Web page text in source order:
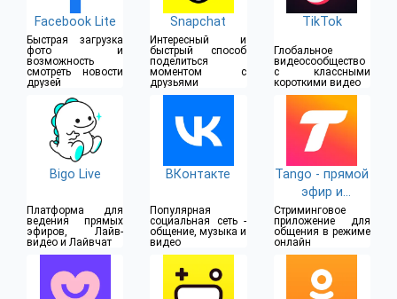
Facebook Lite
Быстрая загрузка
фото и
возможность
смотреть новости
друзей
Snapchat
Интересный и
быстрый способ
поделиться
моментом с
друзьями
TikTok
Глобальное
видеосообщество
с классными
короткими видео
Bigo Live
Платформа для
ведения прямых
эфиров, Лайв-
видео и Лайвчат
ВКонтакте
Популярная
социальная сеть -
общение, музыка и
видео
Tango - прямой
эфир и
видеочат
Стриминговое
приложение для
общения в режиме
онлайн